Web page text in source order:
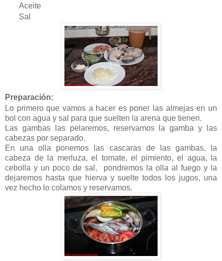
Aceite
Sal
Preparación:
Lo primero que vamos a hacer es poner las almejas en un
bol con agua y sal para que suelten la arena que tienen.
Las gambas las pelaremos, reservamos la gamba y las
cabezas por separado.
En una olla ponemos las cascaras de las gambas, la
cabeza de la merluza, el tomate, el pimiento, el agua, la
cebolla y un poco de sal, pondremos la olla al fuego y la
dejaremos hasta que hierva y suelte todos los jugos, una
vez hecho lo colamos y reservamos.